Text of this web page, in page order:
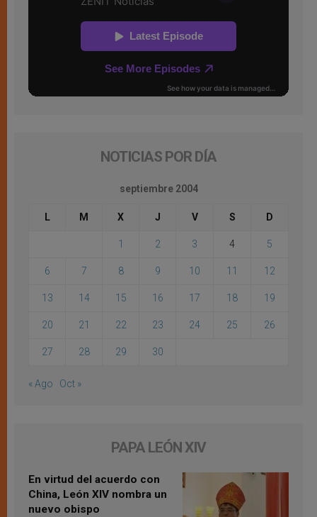
NOTICIAS POR DÍA
septiembre 2004
L M X J V S D
1 2 3 4 5
6 7 8 9 10 11 12
13 14 15 16 17 18 19
20 21 22 23 24 25 26
27 28 29 30
« Ago Oct »
PAPA LEÓN XIV
En virtud del acuerdo con
China, León XIV nombra un
nuevo obispo